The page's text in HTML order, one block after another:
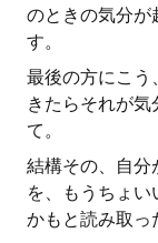
のときの気分が
す。
最後の方にこう
きたらそれが
て。
結構その、自分
を、もうちょ
かもと読み取っ